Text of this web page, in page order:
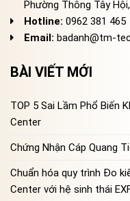
Phường Thông Tây
Hotline: 0962 381 465
Email: badanh@tm-
BÀI VIẾT MỚI
TOP 5 Sai Lầm Phổ Biến
Center
Chứng Nhận Cáp Quang
Chuẩn hóa quy trình Đo
Center với hệ sinh thái